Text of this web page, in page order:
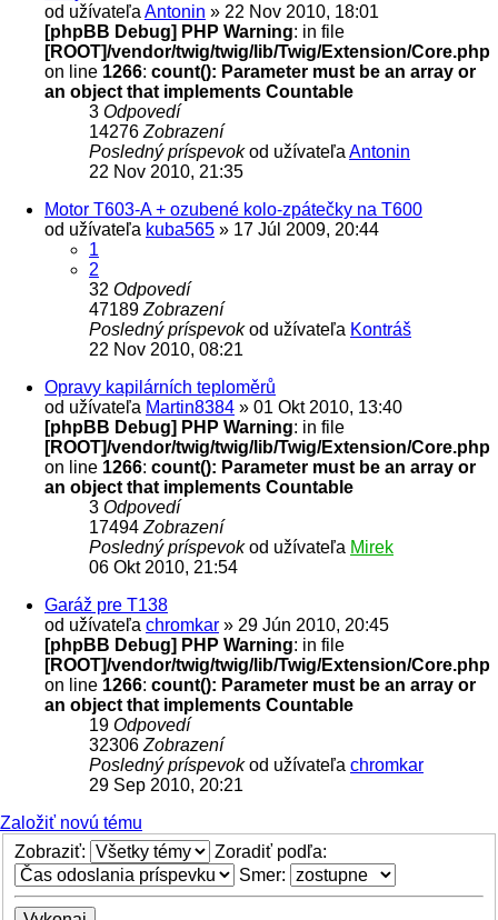
od užívateľa Antonin » 22 Nov 2010, 18:01
[phpBB Debug] PHP Warning: in file
[ROOT]/vendor/twig/twig/lib/Twig/Extension/Core.php
on line 1266: count(): Parameter must be an array or
an object that implements Countable
3 Odpovedí
14276 Zobrazení
Posledný príspevokod užívateľa Antonin
22 Nov 2010, 21:35
Motor T603-A + ozubené kolo-zpátečky na T600
od užívateľa kuba565 » 17 Júl 2009, 20:44
1
2
32 Odpovedí
47189 Zobrazení
Posledný príspevokod užívateľa Kontráš
22 Nov 2010, 08:21
Opravy kapilárních teploměrů
od užívateľa Martin8384 » 01 Okt 2010, 13:40
[phpBB Debug] PHP Warning: in file
[ROOT]/vendor/twig/twig/lib/Twig/Extension/Core.php
on line 1266: count(): Parameter must be an array or
an object that implements Countable
3 Odpovedí
17494 Zobrazení
Posledný príspevokod užívateľa Mirek
06 Okt 2010, 21:54
Garáž pre T138
od užívateľa chromkar » 29 Jún 2010, 20:45
[phpBB Debug] PHP Warning: in file
[ROOT]/vendor/twig/twig/lib/Twig/Extension/Core.php
on line 1266: count(): Parameter must be an array or
an object that implements Countable
19 Odpovedí
32306 Zobrazení
Posledný príspevokod užívateľa chromkar
29 Sep 2010, 20:21
Založiť novú tému
Zobraziť:
Zoradiť podľa:
Smer: